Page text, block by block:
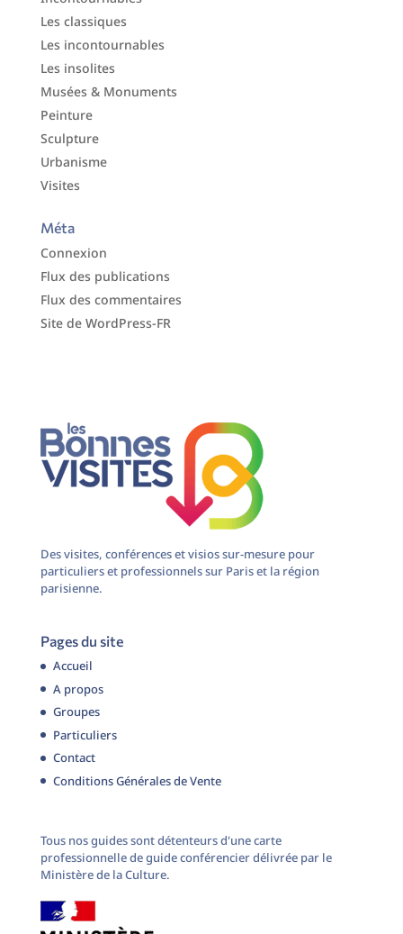
Les classiques
Les incontournables
Les insolites
Musées & Monuments
Peinture
Sculpture
Urbanisme
Visites
Méta
Connexion
Flux des publications
Flux des commentaires
Site de WordPress-FR
Des visites, conférences et visios sur-mesure pour
particuliers et professionnels sur Paris et la région
parisienne.
Pages du site
Accueil
A propos
Groupes
Particuliers
Contact
Conditions Générales de Vente
Tous nos guides sont détenteurs d'une carte
professionnelle de guide conférencier délivrée par le
Ministère de la Culture.